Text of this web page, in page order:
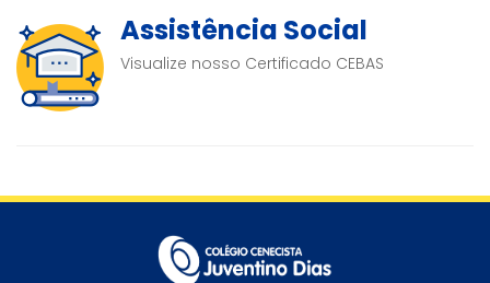
Assistência Social
Visualize nosso Certificado CEBAS